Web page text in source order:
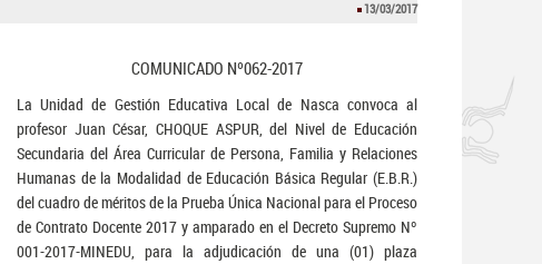
13/03/2017
COMUNICADO Nº062-2017
La Unidad de Gestión Educativa Local de Nasca convoca al
profesor Juan César, CHOQUE ASPUR, del Nivel de Educación
Secundaria del Área Curricular de Persona, Familia y Relaciones
Humanas de la Modalidad de Educación Básica Regular (E.B.R.)
del cuadro de méritos de la Prueba Única Nacional para el Proceso
de Contrato Docente 2017 y amparado en el Decreto Supremo Nº
001-2017-MINEDU, para la adjudicación de una (01) plaza